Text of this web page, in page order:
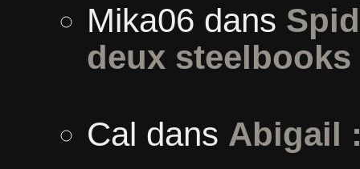
Mika06 dans
deux steelbooks
Cal dans Abigail